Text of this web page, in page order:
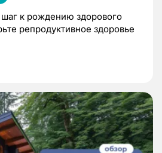
к рождению здорового
репродуктивное здоровье